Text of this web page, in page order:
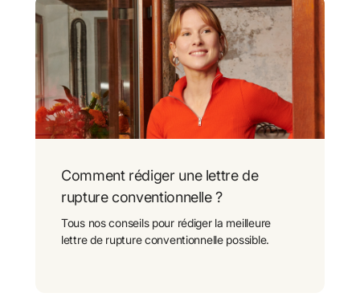
Comment rédiger une lettre de
rupture conventionnelle ?
Tous nos conseils pour rédiger la meilleure
lettre de rupture conventionnelle possible.